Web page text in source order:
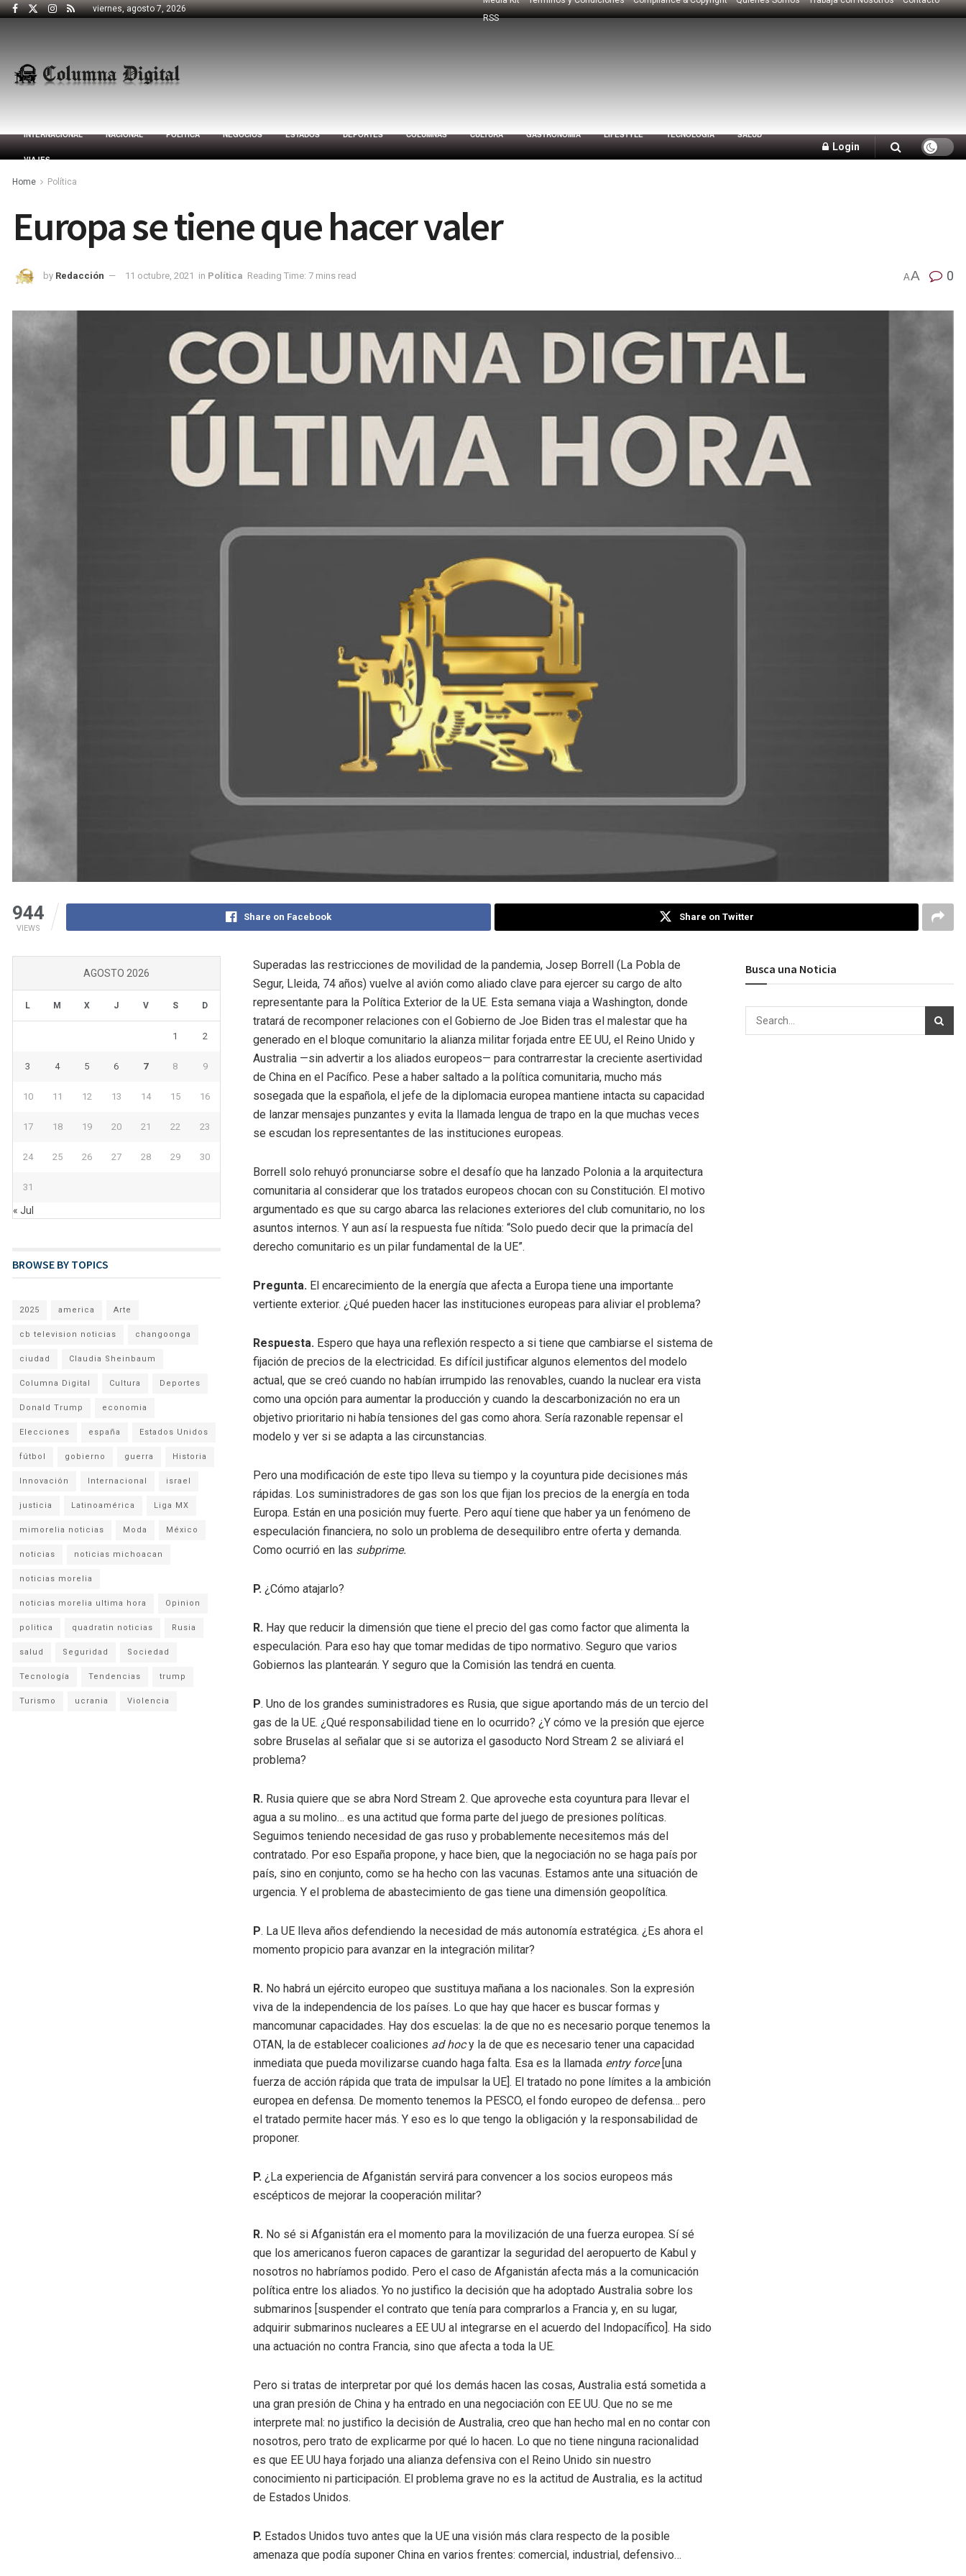
viernes, agosto 7, 2026
RSS
INTERNACIONAL NACIONAL POLÍTICA NEGOCIOS ESTADOS DEPORTES COLUMNAS CULTURA GASTRONOMÍA LIFESTYLE TECNOLOGÍA SALUD
VIAJES
Login
Home Política
Europa se tiene que hacer valer
by Redacción 11 octubre, 2021 in Política Reading Time: 7 mins read AA 0
944
VIEWS
Share on Facebook Share on Twitter
Superadas las restricciones de movilidad de la pandemia, Josep Borrell (La Pobla de
Segur, Lleida, 74 años) vuelve al avión como aliado clave para ejercer su cargo de alto
representante para la Política Exterior de la UE. Esta semana viaja a Washington, donde
tratará de recomponer relaciones con el Gobierno de Joe Biden tras el malestar que ha
generado en el bloque comunitario la alianza militar forjada entre EE UU, el Reino Unido y
Australia —sin advertir a los aliados europeos— para contrarrestar la creciente asertividad
de China en el Pacífico. Pese a haber saltado a la política comunitaria, mucho más
sosegada que la española, el jefe de la diplomacia europea mantiene intacta su capacidad
de lanzar mensajes punzantes y evita la llamada lengua de trapo en la que muchas veces
se escudan los representantes de las instituciones europeas.
Borrell solo rehuyó pronunciarse sobre el desafío que ha lanzado Polonia a la arquitectura
comunitaria al considerar que los tratados europeos chocan con su Constitución. El motivo
argumentado es que su cargo abarca las relaciones exteriores del club comunitario, no los
asuntos internos. Y aun así la respuesta fue nítida: “Solo puedo decir que la primacía del
derecho comunitario es un pilar fundamental de la UE”.
Pregunta. El encarecimiento de la energía que afecta a Europa tiene una importante
vertiente exterior. ¿Qué pueden hacer las instituciones europeas para aliviar el problema?
Respuesta. Espero que haya una reflexión respecto a si tiene que cambiarse el sistema de
fijación de precios de la electricidad. Es difícil justificar algunos elementos del modelo
actual, que se creó cuando no habían irrumpido las renovables, cuando la nuclear era vista
como una opción para aumentar la producción y cuando la descarbonización no era un
objetivo prioritario ni había tensiones del gas como ahora. Sería razonable repensar el
modelo y ver si se adapta a las circunstancias.
Pero una modificación de este tipo lleva su tiempo y la coyuntura pide decisiones más
rápidas. Los suministradores de gas son los que fijan los precios de la energía en toda
Europa. Están en una posición muy fuerte. Pero aquí tiene que haber ya un fenómeno de
especulación financiera, no solo un problema de desequilibro entre oferta y demanda.
Como ocurrió en las subprime.
P. ¿Cómo atajarlo?
R. Hay que reducir la dimensión que tiene el precio del gas como factor que alimenta la
especulación. Para eso hay que tomar medidas de tipo normativo. Seguro que varios
Gobiernos las plantearán. Y seguro que la Comisión las tendrá en cuenta.
P. Uno de los grandes suministradores es Rusia, que sigue aportando más de un tercio del
gas de la UE. ¿Qué responsabilidad tiene en lo ocurrido? ¿Y cómo ve la presión que ejerce
sobre Bruselas al señalar que si se autoriza el gasoducto Nord Stream 2 se aliviará el
problema?
R. Rusia quiere que se abra Nord Stream 2. Que aproveche esta coyuntura para llevar el
agua a su molino… es una actitud que forma parte del juego de presiones políticas.
Seguimos teniendo necesidad de gas ruso y probablemente necesitemos más del
contratado. Por eso España propone, y hace bien, que la negociación no se haga país por
país, sino en conjunto, como se ha hecho con las vacunas. Estamos ante una situación de
urgencia. Y el problema de abastecimiento de gas tiene una dimensión geopolítica.
P. La UE lleva años defendiendo la necesidad de más autonomía estratégica. ¿Es ahora el
momento propicio para avanzar en la integración militar?
R. No habrá un ejército europeo que sustituya mañana a los nacionales. Son la expresión
viva de la independencia de los países. Lo que hay que hacer es buscar formas y
mancomunar capacidades. Hay dos escuelas: la de que no es necesario porque tenemos la
OTAN, la de establecer coaliciones ad hocy la de que es necesario tener una capacidad
inmediata que pueda movilizarse cuando haga falta. Esa es la llamada entry force[una
fuerza de acción rápida que trata de impulsar la UE]. El tratado no pone límites a la ambición
europea en defensa. De momento tenemos la PESCO, el fondo europeo de defensa… pero
el tratado permite hacer más. Y eso es lo que tengo la obligación y la responsabilidad de
proponer.
P. ¿La experiencia de Afganistán servirá para convencer a los socios europeos más
escépticos de mejorar la cooperación militar?
R. No sé si Afganistán era el momento para la movilización de una fuerza europea. Sí sé
que los americanos fueron capaces de garantizar la seguridad del aeropuerto de Kabul y
nosotros no habríamos podido. Pero el caso de Afganistán afecta más a la comunicación
política entre los aliados. Yo no justifico la decisión que ha adoptado Australia sobre los
submarinos [suspender el contrato que tenía para comprarlos a Francia y, en su lugar,
adquirir submarinos nucleares a EE UU al integrarse en el acuerdo del Indopacífico]. Ha sido
una actuación no contra Francia, sino que afecta a toda la UE.
Pero si tratas de interpretar por qué los demás hacen las cosas, Australia está sometida a
una gran presión de China y ha entrado en una negociación con EE UU. Que no se me
interprete mal: no justifico la decisión de Australia, creo que han hecho mal en no contar con
nosotros, pero trato de explicarme por qué lo hacen. Lo que no tiene ninguna racionalidad
es que EE UU haya forjado una alianza defensiva con el Reino Unido sin nuestro
conocimiento ni participación. El problema grave no es la actitud de Australia, es la actitud
de Estados Unidos.
P. Estados Unidos tuvo antes que la UE una visión más clara respecto de la posible
amenaza que podía suponer China en varios frentes: comercial, industrial, defensivo…
AGOSTO 2026
L M X J V S D
1 2
3 4 5 6 7 8 9
10 11 12 13 14 15 16
17 18 19 20 21 22 23
24 25 26 27 28 29 30
31
« Jul
BROWSE BY TOPICS
2025 america Arte
cb television noticias changoonga
ciudad Claudia Sheinbaum
Columna Digital Cultura Deportes
Donald Trump economia
Elecciones españa Estados Unidos
fútbol gobierno guerra Historia
Innovación Internacional israel
justicia Latinoamérica Liga MX
mimorelia noticias Moda México
noticias noticias michoacan
noticias morelia
noticias morelia ultima hora Opinion
politica quadratin noticias Rusia
salud Seguridad Sociedad
Tecnología Tendencias trump
Turismo ucrania Violencia
Busca una Noticia